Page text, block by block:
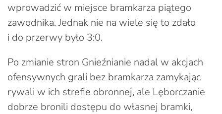
wprowadzić w miejsce bramkarza piątego
zawodnika. Jednak nie na wiele się to zdało
i do przerwy było 3:0.
Po zmianie stron Gnieźnianie nadal w akcjach
ofensywnych grali bez bramkarza zamykając
rywali w ich strefie obronnej, ale Lęborczanie
dobrze bronili dostępu do własnej bramki,